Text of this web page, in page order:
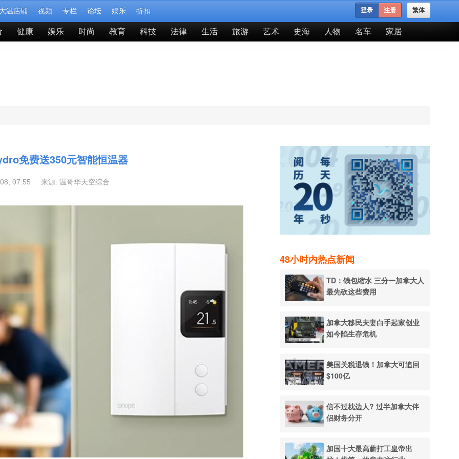
温店铺 视频 专栏 论坛 娱乐 折扣 繁体
登录 注册
健康 娱乐 时尚 教育 科技 法律 生活 旅游 艺术 史海 人物 名车 家居
免费送350元智能恒温器
08, 07:55 来源: 温哥华天空综合
48小时内热点新闻
TD：钱包缩水 三分一加拿大人
最先砍这些费用
加拿大移民夫妻白手起家创业
如今陷生存危机
美国关税退钱！加拿大可追回
$100亿
信不过枕边人? 过半加拿大伴
侣财务分开
加国十大最高薪打工皇帝出